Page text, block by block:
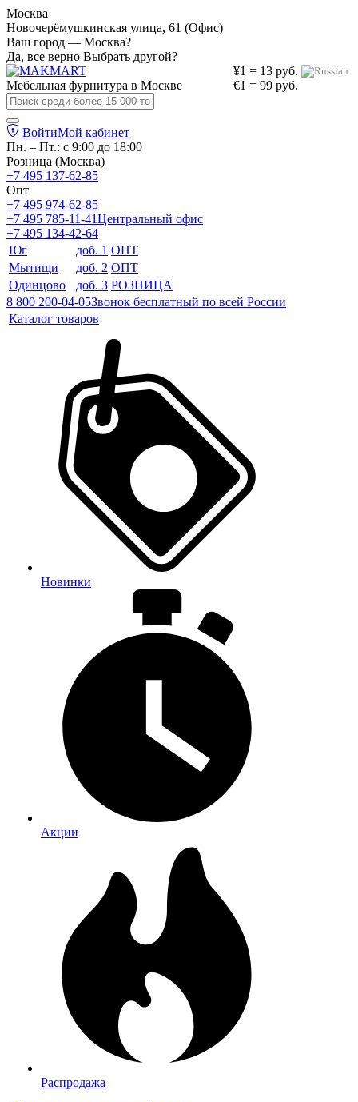
Москва
Новочерёмушкинская улица, 61 (Офис)
Ваш город — Москва?
Да, все верно Выбрать другой?
¥1 = 13 руб.
€1 = 99 руб.
Мебельная фурнитура в Москве
ВойтиМой кабинет
Пн. – Пт.: с 9:00 до 18:00
Розница (Москва)
+7 495 137-62-85
Опт
+7 495 974-62-85
+7 495 785-11-41Центральный офис
+7 495 134-42-64
Юг
доб. 1 ОПТ
Мытищи
доб. 2 ОПТ
Одинцово
доб. 3 РОЗНИЦА
8 800 200-04-05Звонок бесплатный по всей России
Каталог товаров
Новинки
Акции
Распродажа